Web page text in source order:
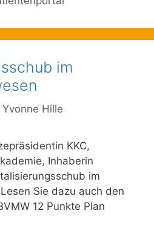
im
Yvonne Hille
KKC,
Inhaberin
im
Sie dazu auch den
BVMW 12 Punkte Plan